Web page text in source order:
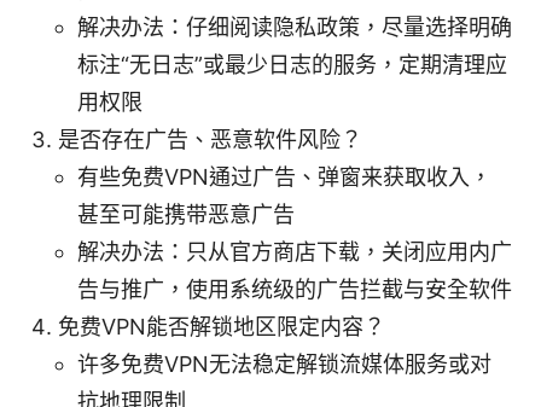
解决办法：仔细阅读隐私政策，尽量选择明确
标注“无日志”或最少日志的服务，定期清理应
用权限
是否存在广告、恶意软件风险？
有些免费VPN通过广告、弹窗来获取收入，
甚至可能携带恶意广告
解决办法：只从官方商店下载，关闭应用内广
告与推广，使用系统级的广告拦截与安全软件
免费VPN能否解锁地区限定内容？
许多免费VPN无法稳定解锁流媒体服务或对
抗地理限制